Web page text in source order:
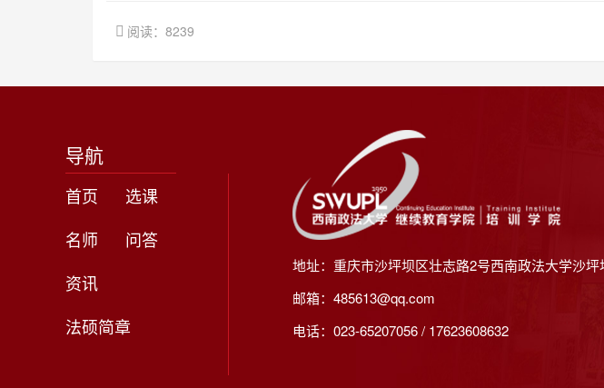
阅读：8239
导航
首页
选课
名师
问答
资讯
法硕简章
地址：重庆市沙坪坝区壮志路2号西南政法大学沙
邮箱：485613@qq.com
电话：023-65207056 / 17623608632